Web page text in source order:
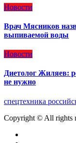
Новости
Врач Мясников
выпиваемой воды
Новости
Диетолог Жиляев:
не нужно
спецтехника
Copyright © All rights